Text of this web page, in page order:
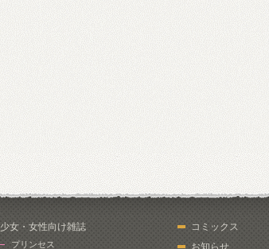
少女・女性向け雑誌
プリンセス
コミックス
お知らせ